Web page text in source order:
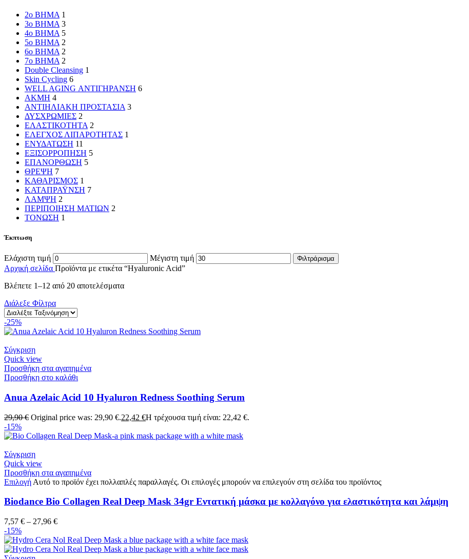
2o BHMA 1
3ο ΒΗΜΑ 3
4ο ΒΗΜΑ 5
5o BHMA 2
6ο ΒΗΜΑ 2
7ο ΒΗΜΑ 2
Double Cleansing 1
Skin Cycling 6
WELL AGING ΑΝΤΙΓΗΡΑΝΣΗ 6
ΑΚΜΗ 4
ΑΝΤΙΗΛΙΑΚΗ ΠΡΟΣΤΑΣΙΑ 3
ΔΥΣΧΡΩΜΙΕΣ 2
ΕΛΑΣΤΙΚΟΤΗΤΑ 2
ΕΛΕΓΧΟΣ ΛΙΠΑΡΟΤΗΤΑΣ 1
ΕΝΥΔΑΤΩΣΗ 11
ΕΞΙΣΟΡΡΟΠΗΣΗ 5
ΕΠΑΝΟΡΘΩΣΗ 5
ΘΡΕΨΗ 7
ΚΑΘΑΡΙΣΜΟΣ 1
ΚΑΤΑΠΡΑΫΝΣΗ 7
ΛΑΜΨΗ 2
ΠΕΡΙΠΟΙΗΣΗ ΜΑΤΙΩΝ 2
ΤΟΝΩΣΗ 1
Έκπτωση
Ελάχιστη τιμή Μέγιστη τιμή Φιλτράρισμα
Αρχική σελίδα Προϊόντα με ετικέτα “Hyaluronic Acid”
Βλέπετε 1–12 από 20 αποτελέσματα
Διάλεξε Φίλτρα
-25%
Σύγκριση
Quick view
Προσθήκη στα αγαπημένα
Προσθήκη στο καλάθι
Anua Azelaic Acid 10 Hyaluron Redness Soothing Serum
29,90€ Original price was: 29,90 €.22,42 €Η τρέχουσα τιμή είναι: 22,42 €.
-15%
Σύγκριση
Quick view
Προσθήκη στα αγαπημένα
Επιλογή Αυτό το προϊόν έχει πολλαπλές παραλλαγές. Οι επιλογές μπορούν να επιλεγούν στη σελίδα του προϊόντος
Biodance Bio Collagen Real Deep Mask 34gr Εντατική μάσκα με κολλαγόνο για ελαστικότητα και λάμψη
7,57 € – 27,96 €
-15%